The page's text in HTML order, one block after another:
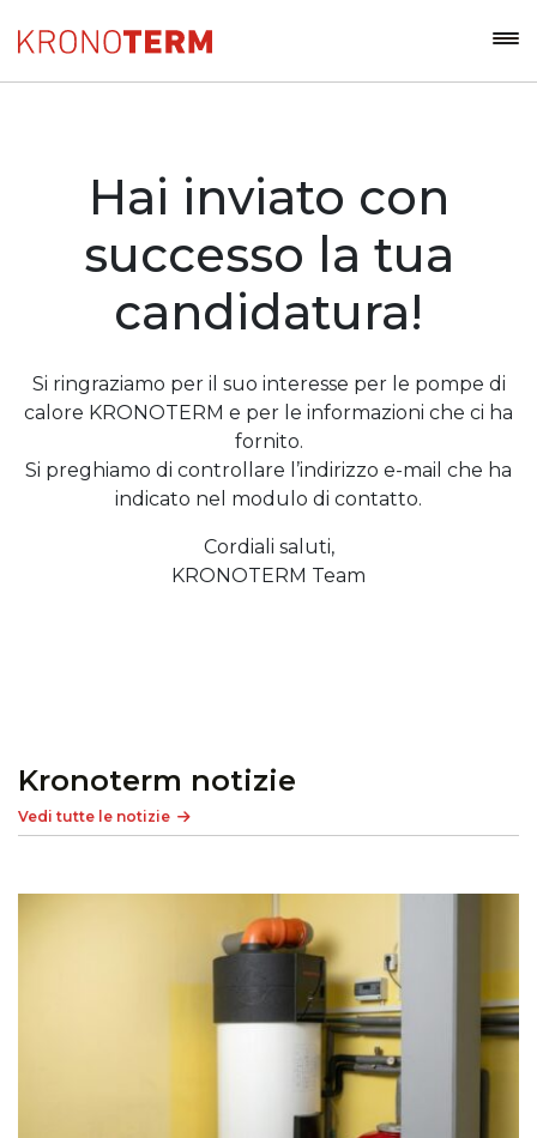
Hai inviato con
successo la tua
candidatura!
Si ringraziamo per il suo interesse per le pompe di
calore KRONOTERM e per le informazioni che ci ha
fornito.
Si preghiamo di controllare l’indirizzo e-mail che ha
indicato nel modulo di contatto.
Cordiali saluti,
KRONOTERM Team
Kronoterm notizie
Vedi tutte le notizie